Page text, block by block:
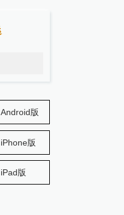
Android版
iPhone版
iPad版